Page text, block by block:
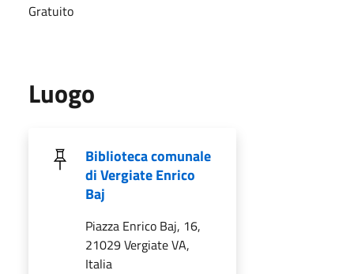
Gratuito
Luogo
Biblioteca comunale
di Vergiate Enrico
Baj
Piazza Enrico Baj, 16,
21029 Vergiate VA,
Italia